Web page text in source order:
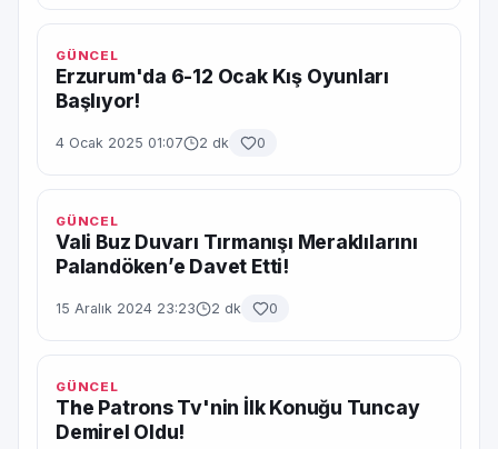
GÜNCEL
Erzurum'da 6-12 Ocak Kış Oyunları
Başlıyor!
4 Ocak 2025 01:07 2 dk 0
GÜNCEL
Vali Buz Duvarı Tırmanışı Meraklılarını
Palandöken’e Davet Etti!
15 Aralık 2024 23:23 2 dk 0
GÜNCEL
The Patrons Tv'nin İlk Konuğu Tuncay
Demirel Oldu!